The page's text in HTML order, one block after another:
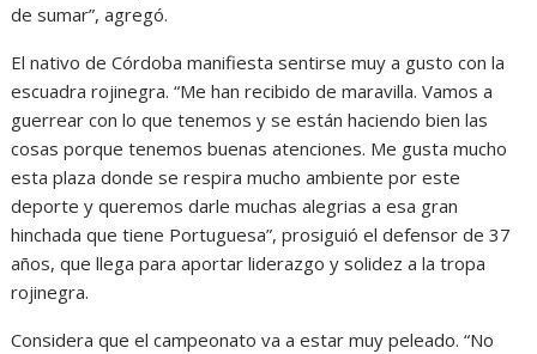
de sumar”, agregó.
El nativo de Córdoba manifiesta sentirse muy a gusto con la
escuadra rojinegra. “Me han recibido de maravilla. Vamos a
guerrear con lo que tenemos y se están haciendo bien las
cosas porque tenemos buenas atenciones. Me gusta mucho
esta plaza donde se respira mucho ambiente por este
deporte y queremos darle muchas alegrias a esa gran
hinchada que tiene Portuguesa”, prosiguió el defensor de 37
años, que llega para aportar liderazgo y solidez a la tropa
rojinegra.
Considera que el campeonato va a estar muy peleado. “No